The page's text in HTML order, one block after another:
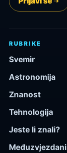
RUBRIKE
Svemir
Astronomija
Znanost
Tehnologija
Jeste li znali?